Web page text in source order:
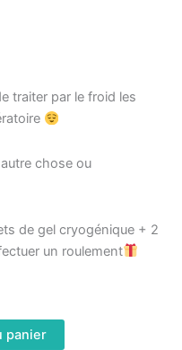
traiter par le froid les
chose ou
de gel cryogénique + 2
un roulement
panier